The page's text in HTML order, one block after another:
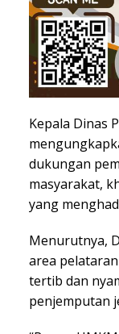
Kepala Dinas
dukungan
masyarakat,
yang
Menurutnya,
area
tertib dan
penjemputan